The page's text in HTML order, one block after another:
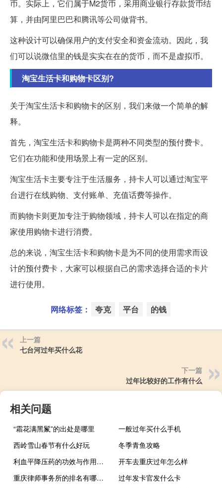
币。实际上，它们属于M2货币，采用商业银行存款货币结
算，并由阿里巴巴和腾讯等公司做背书。
这种设计可以确保用户的支付安全和资金流动。因此，我
们可以说微信里的钱是实实在在的货币，而不是虚拟币。
淘宝生活卡和购物卡区别?
关于淘宝生活卡和购物卡的区别，我们来做一个简单的解
释。
首先，淘宝生活卡和购物卡是两种不同类型的预付费卡。
它们在功能和使用场景上有一定的区别。
淘宝生活卡主要专注于生活服务，持卡人可以通过淘宝平
台进行在线购物、支付账单、充值话费等操作。
而购物卡则更加专注于购物领域，持卡人可以在指定的商
家使用购物卡进行消费。
总的来说，淘宝生活卡和购物卡是为不同的使用需求而设
计的预付费卡，大家可以根据自己的需求选择合适的卡片
进行使用。
网络标签： 夸克 平台 的钱
上一篇
七台河过年买什么花
下一篇
过年比较好的工作有什么
相关问题
“霜花满黑鬣”的出处是哪里
一般过年买什么手机
西岭雪山春节有什么好玩
冬季青鱼攻略
利血平降压药的功效与作用（利血平降压药的副作用）
开车去重庆过年怎么样
重庆律师事务所的排名有哪些 重庆律师事务所排名
过年发卡官发什么卡